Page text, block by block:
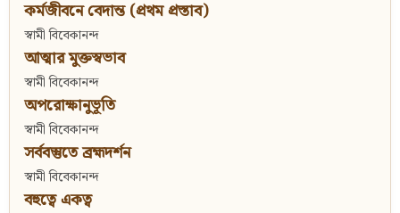
কর্মজীবনে বেদান্ত (প্রথম প্রস্তাব)
স্বামী বিবেকানন্দ
আত্মার মুক্তস্বভাব
স্বামী বিবেকানন্দ
অপরোক্ষানুভূতি
স্বামী বিবেকানন্দ
সর্ববস্তুতে ব্রহ্মদর্শন
স্বামী বিবেকানন্দ
বহুত্বে একত্ব